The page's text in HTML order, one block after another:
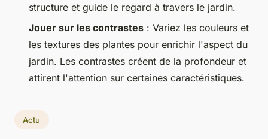
structure et guide le regard à travers le jardin.
Jouer sur les contrastes : Variez les couleurs et
les textures des plantes pour enrichir l'aspect du
jardin. Les contrastes créent de la profondeur et
attirent l'attention sur certaines caractéristiques.
Actu